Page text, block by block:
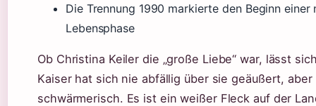
Die Trennung 1990 markierte den Beginn einer
Lebensphase
Ob Christina Keiler die „große Liebe“ war, lässt
Kaiser hat sich nie abfällig über sie geäußert, aber
schwärmerisch. Es ist ein weißer Fleck auf der